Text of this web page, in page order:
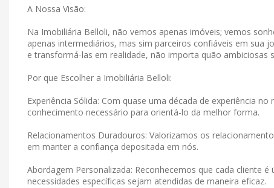
A Nossa Visão:
Na Imobiliária Belloli, não vemos apenas imóveis; vemos
apenas intermediários, mas sim parceiros confiáveis ​​em sua
e transformá-las em realidade, não importa quão ambiciosas
Por que Escolher a Imobiliária Belloli:
Experiência Sólida: Com quase uma década de experiência
conhecimento necessário para orientá-lo da melhor forma.
Relacionamentos Duradouros: Valorizamos os
em manter a confiança depositada em nós.
Abordagem Personalizada: Reconhecemos que cada cliente
necessidades específicas sejam atendidas de maneira eficaz.